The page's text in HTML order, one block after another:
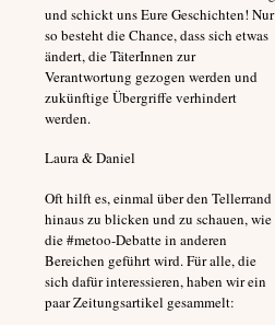
und schickt uns Eure Geschichten! Nur
so besteht die Chance, dass sich etwas
ändert, die TäterInnen zur
Verantwortung gezogen werden und
zukünftige Übergriffe verhindert
werden.
Laura & Daniel
Oft hilft es, einmal über den Tellerrand
hinaus zu blicken und zu schauen, wie
die #metoo-Debatte in anderen
Bereichen geführt wird. Für alle, die
sich dafür interessieren, haben wir ein
paar Zeitungsartikel gesammelt: